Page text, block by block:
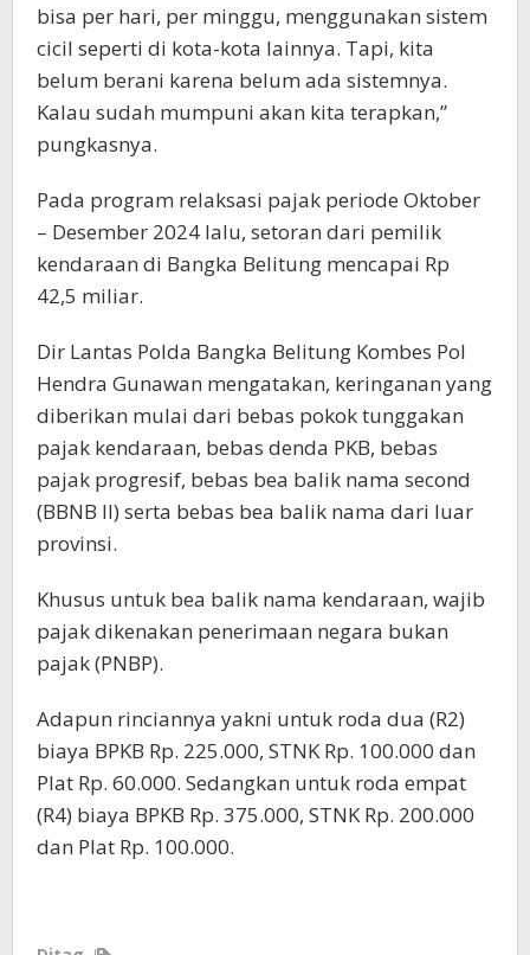
bisa per hari, per minggu, menggunakan sistem
cicil seperti di kota-kota lainnya. Tapi, kita
belum berani karena belum ada sistemnya.
Kalau sudah mumpuni akan kita terapkan,”
pungkasnya.
Pada program relaksasi pajak periode Oktober
– Desember 2024 lalu, setoran dari pemilik
kendaraan di Bangka Belitung mencapai Rp
42,5 miliar.
Dir Lantas Polda Bangka Belitung Kombes Pol
Hendra Gunawan mengatakan, keringanan yang
diberikan mulai dari bebas pokok tunggakan
pajak kendaraan, bebas denda PKB, bebas
pajak progresif, bebas bea balik nama second
(BBNB II) serta bebas bea balik nama dari luar
provinsi.
Khusus untuk bea balik nama kendaraan, wajib
pajak dikenakan penerimaan negara bukan
pajak (PNBP).
Adapun rinciannya yakni untuk roda dua (R2)
biaya BPKB Rp. 225.000, STNK Rp. 100.000 dan
Plat Rp. 60.000. Sedangkan untuk roda empat
(R4) biaya BPKB Rp. 375.000, STNK Rp. 200.000
dan Plat Rp. 100.000.